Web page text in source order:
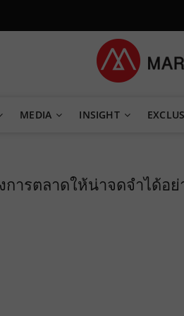
MEDIA INSIGHT
ารตลาดให้น่าจดจำได้อย่